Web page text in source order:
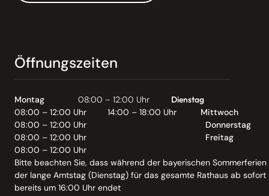
Öffnungszeiten
Montag 08:00 – 12:00 Uhr
Dienstag
08:00 – 12:00 Uhr
14:00 – 18:00 Uhr
Mittwoch
08:00 – 12:00 Uhr
Donnerstag
08:00 – 12:00 Uhr
Freitag
08:00 – 12:00 Uhr
Bitte beachten Sie, dass während der bayerischen Sommerferien
der lange Amtstag (Dienstag) für das gesamte Rathaus ab sofort
bereits um 16:00 Uhr endet